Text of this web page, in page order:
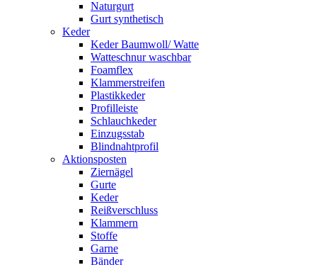
Naturgurt
Gurt synthetisch
Keder
Keder Baumwoll/ Watte
Watteschnur waschbar
Foamflex
Klammerstreifen
Plastikkeder
Profilleiste
Schlauchkeder
Einzugsstab
Blindnahtprofil
Aktionsposten
Ziernägel
Gurte
Keder
Reißverschluss
Klammern
Stoffe
Garne
Bänder